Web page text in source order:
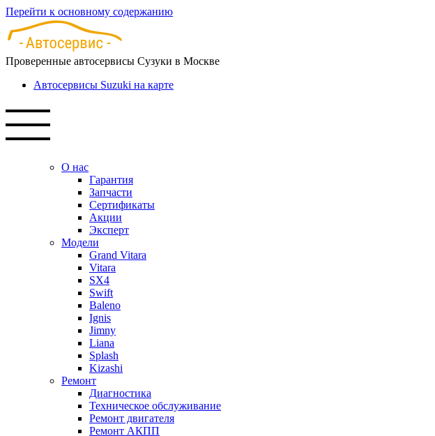
Перейти к основному содержанию
Проверенные автосервисы Сузуки в Москве
Автосервисы Suzuki на карте
О нас
Гарантия
Запчасти
Сертификаты
Акции
Эксперт
Модели
Grand Vitara
Vitara
SX4
Swift
Baleno
Ignis
Jimny
Liana
Splash
Kizashi
Ремонт
Диагностика
Техническое обслуживание
Ремонт двигателя
Ремонт АКПП